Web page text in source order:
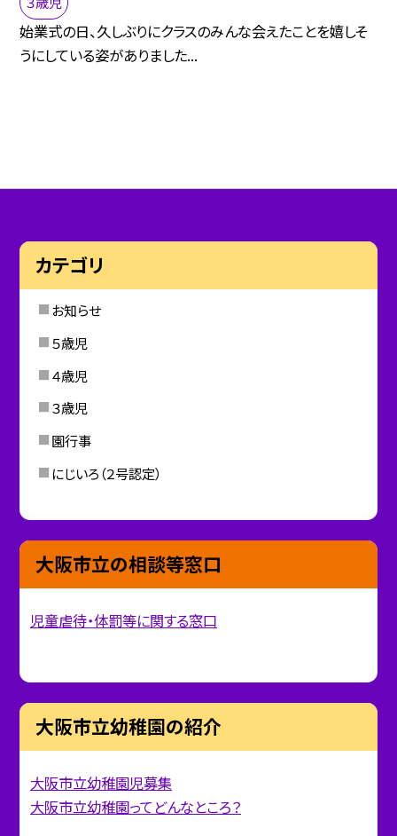
始業式の日、久しぶりにクラスのみんな会えたことを嬉しそ
うにしている姿がありました...
カテゴリ
お知らせ
５歳児
４歳児
３歳児
園行事
にじいろ（２号認定）
大阪市立の相談等窓口
児童虐待・体罰等に関する窓口
大阪市立幼稚園の紹介
大阪市立幼稚園児募集
大阪市立幼稚園ってどんなところ？